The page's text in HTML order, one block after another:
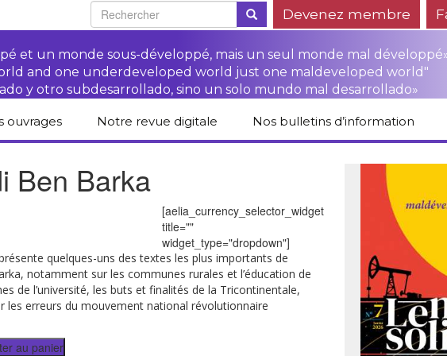
Devenez membre
et un monde sous-développé, mais un seul monde mal
and one underdeveloped world just one maldeveloped world"
y otro subdesarrollado, sino un solo mundo mal desarrollado»
“Protéger les droits
des paysan.nes”
Fiches de formation
sur les droits des
paysan.nes
Accès à la justice
pour les victimes des
STN
Autres documents
et liens
ouvrages
série
droits
Notre revue digitale
pour un autre
développement
Lendemains
solidaires dans les
Nos bulletins d’information
Ben Barka
[aelia_currency_selector_widget
title=""
widget_type="dropdown"]
quelques-uns des textes les plus importants de
notamment sur les communes rurales et l’éducation de
de l’université, les buts et finalités de la Tricontinentale,
les erreurs du mouvement national révolutionnaire
au panier